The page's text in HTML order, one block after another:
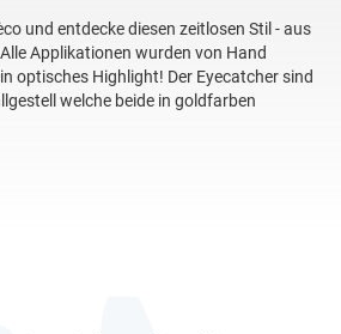
und entdecke diesen zeitlosen Stil - aus
Applikationen wurden von Hand
optisches Highlight! Der Eyecatcher sind
welche beide in goldfarben